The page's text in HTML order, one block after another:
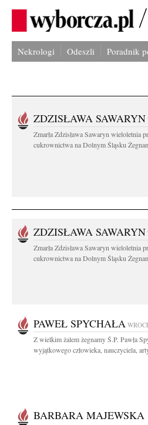
Nekrologi Odeszli Poradnik
ZDZISŁAWA SAWARYN
Zmarła Zdzisława Sawaryn wieloletnia
cukrownictwa na Dolnym Śląsku
ZDZISŁAWA SAWARYN
Zmarła Zdzisława Sawaryn wieloletnia
cukrownictwa na Dolnym Śląsku
PAWEŁ SPYCHAŁA
Z wielkim żalem żegnamy Ś.P. Pawła
wyjątkowego człowieka, nauczyciela,
BARBARA MAJEWSKA